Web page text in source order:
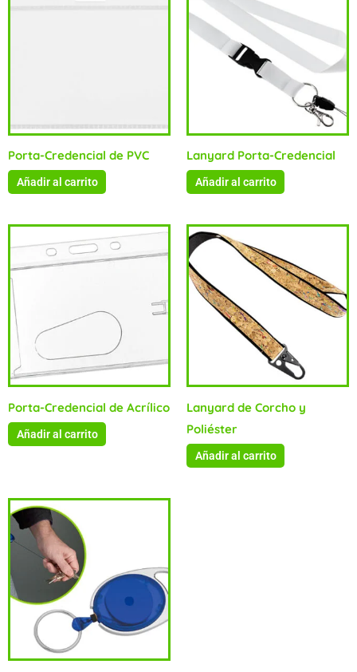
Porta-Credencial de PVC
Añadir al carrito
Lanyard Porta-Credencial
Añadir al carrito
Porta-Credencial de Acrílico
Añadir al carrito
Lanyard de Corcho y
Poliéster
Añadir al carrito